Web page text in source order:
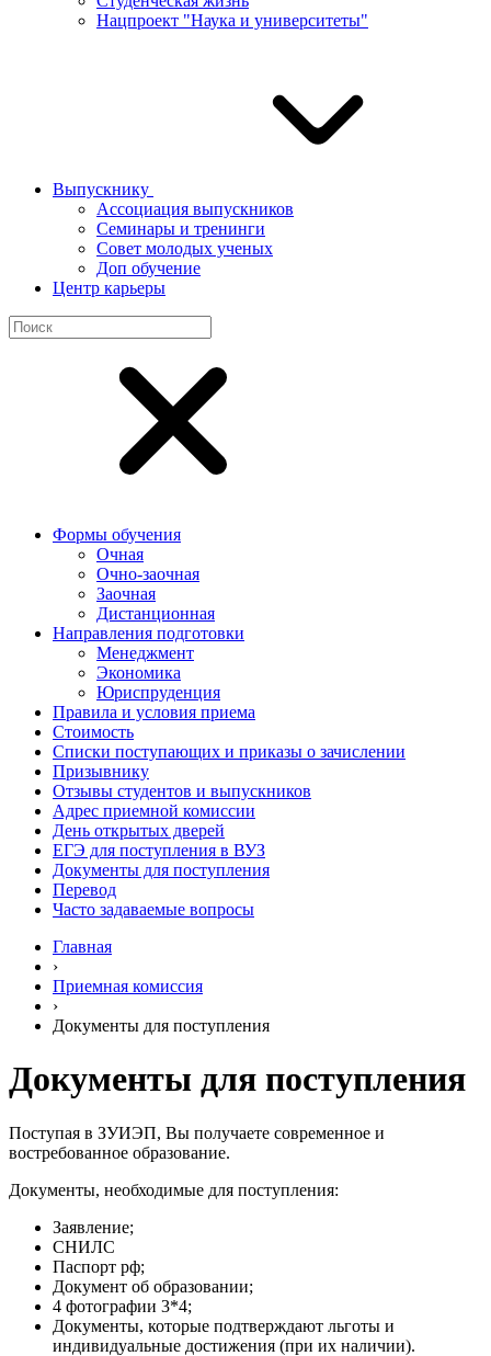
Нацпроект "Наука и университеты"
Выпускнику
Ассоциация выпускников
Семинары и тренинги
Совет молодых ученых
Доп обучение
Центр карьеры
Формы обучения
Очная
Очно-заочная
Заочная
Дистанционная
Направления подготовки
Менеджмент
Экономика
Юриспруденция
Правила и условия приема
Стоимость
Списки поступающих и приказы о зачислении
Призывнику
Отзывы студентов и выпускников
Адрес приемной комиссии
День открытых дверей
ЕГЭ для поступления в ВУЗ
Документы для поступления
Перевод
Часто задаваемые вопросы
Главная
›
Приемная комиссия
›
Документы для поступления
Документы для поступления
Поступая в ЗУИЭП, Вы получаете современное и
востребованное образование.
Документы, необходимые для поступления:
Заявление;
СНИЛС
Паспорт рф;
Документ об образовании;
4 фотографии 3*4;
Документы, которые подтверждают льготы и
индивидуальные достижения (при их наличии).